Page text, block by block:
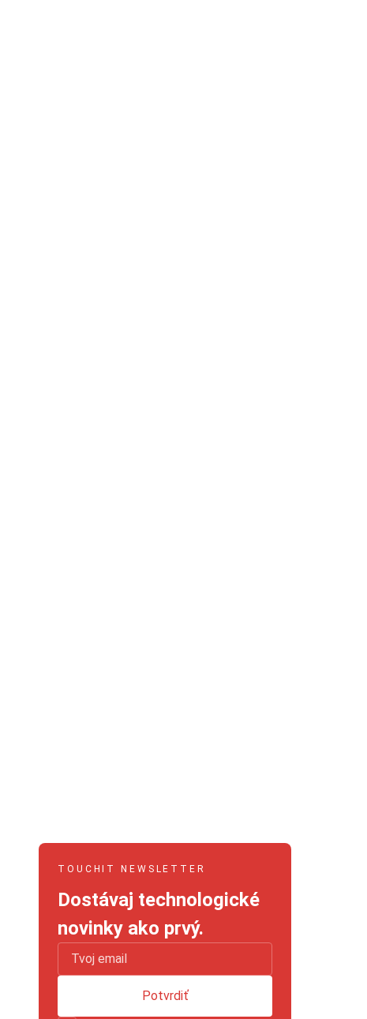
TOUCHIT NEWSLETTER
Dostávaj technologické
novinky ako prvý.
Potvrdiť